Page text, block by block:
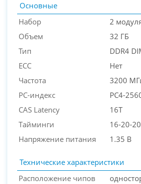
Основные
Набор
2
Объем
32 ГБ
Тип
DDR4
ECC
Нет
Частота
3200
PC-индекс
PC4-
CAS Latency
16T
Тайминги
16-20-20
Напряжение питания
1.35 В
Технические характеристики
Расположение чипов